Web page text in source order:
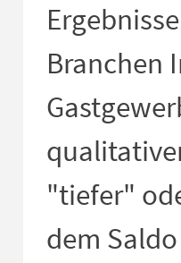
Branchen
"tiefer"
dem